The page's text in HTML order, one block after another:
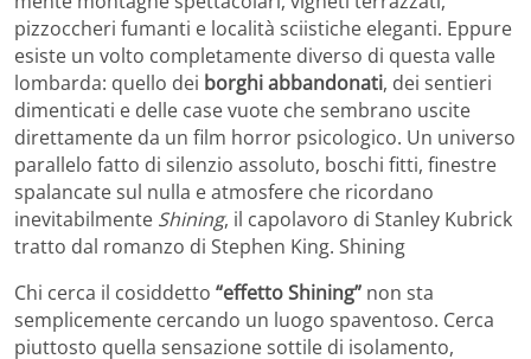
pizzoccheri fumanti e località sciistiche eleganti. Eppure
esiste un volto completamente diverso di questa valle
lombarda: quello dei borghi abbandonati, dei sentieri
dimenticati e delle case vuote che sembrano uscite
direttamente da un film horror psicologico. Un universo
parallelo fatto di silenzio assoluto, boschi fitti, finestre
spalancate sul nulla e atmosfere che ricordano
inevitabilmente Shining, il capolavoro di Stanley Kubrick
tratto dal romanzo di Stephen King. Shining
Chi cerca il cosiddetto “effetto Shining” non sta
semplicemente cercando un luogo spaventoso. Cerca
piuttosto quella sensazione sottile di isolamento,